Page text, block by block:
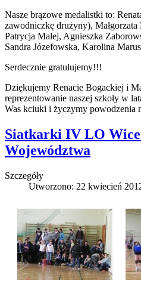
Nasze brązowe medalistki to:
zawodniczkę drużyny),
Patrycja Malej, Agnieszka
Sandra Józefowska, Karolina
Serdecznie gratulujemy!!!
Dziękujemy Renacie Bogackiej i
reprezentowanie naszej szkoły w
Was kciuki i życzymy powodzenia
Siatkarki IV LO
Województwa
Szczegóły
Utworzono: 22 kwiecień